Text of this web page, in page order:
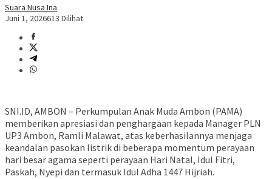
Suara Nusa Ina
Juni 1, 2026613 Dilihat
SNI.ID, AMBON – Perkumpulan Anak Muda Ambon (PAMA)
memberikan apresiasi dan penghargaan kepada Manager PLN
UP3 Ambon, Ramli Malawat, atas keberhasilannya menjaga
keandalan pasokan listrik di beberapa momentum perayaan
hari besar agama seperti perayaan Hari Natal, Idul Fitri,
Paskah, Nyepi dan termasuk Idul Adha 1447 Hijriah.